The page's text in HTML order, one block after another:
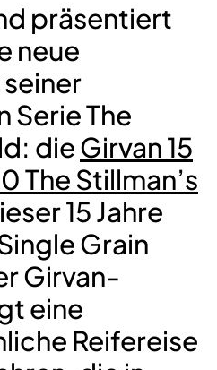
präsentiert
neue
Serie The
dieGirvan 15
The Stillman’s
15 Jahre
Grain
Girvan-
eine
Reifereise